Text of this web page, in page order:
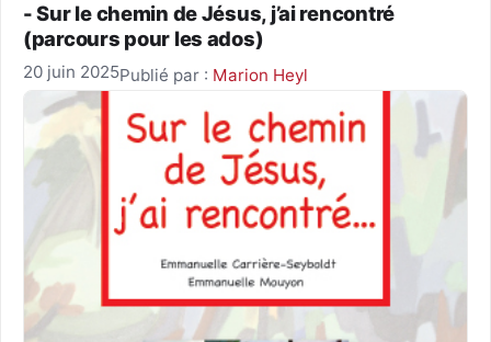
- Sur le chemin de Jésus, j’ai rencontré
(parcours pour les ados)
20 juin 2025Publié par : Marion Heyl